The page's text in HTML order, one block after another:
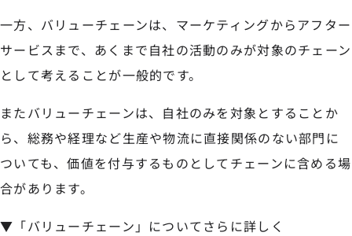
一方、バリューチェーンは、マーケティングからアフター
サービスまで、あくまで自社の活動のみが対象のチェーン
として考えることが一般的です。
またバリューチェーンは、自社のみを対象とすることか
ら、総務や経理など生産や物流に直接関係のない部門に
ついても、価値を付与するものとしてチェーンに含める場
合があります。
▼「バリューチェーン」についてさらに詳しく